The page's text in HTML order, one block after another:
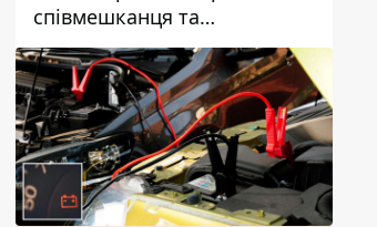
співмешканця та
намагалась обманути
поліцейських